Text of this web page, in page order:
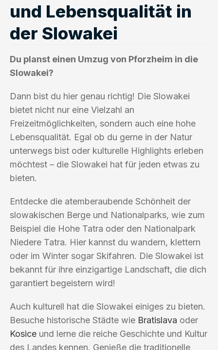
und Lebensqualität in
der Slowakei
Du planst einen Umzug von Pforzheim in die
Slowakei?
Dann bist du hier genau richtig! Die Slowakei
bietet nicht nur eine Vielzahl an
Freizeitmöglichkeiten, sondern auch eine hohe
Lebensqualität. Egal ob du gerne in der Natur
unterwegs bist oder kulturelle Highlights erleben
möchtest – die Slowakei hat für jeden etwas zu
bieten.
Entdecke die atemberaubende Schönheit der
slowakischen Berge und Nationalparks, wie zum
Beispiel die Hohe Tatra oder den Nationalpark
Niedere Tatra. Hier kannst du wandern, klettern
oder im Winter sogar Skifahren. Die Slowakei ist
bekannt für ihre einzigartige Landschaft, die dich
garantiert begeistern wird!
Auch kulturell hat die Slowakei einiges zu bieten.
Besuche historische Städte wie Bratislava oder
Kosice und lerne die reiche Geschichte und Kultur
des Landes kennen. Genieße die traditionelle